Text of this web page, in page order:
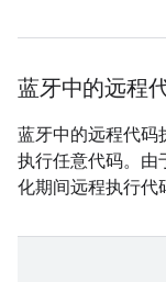
蓝牙中的远程
蓝牙中的远程代码
执行任意代码。由
化期间远程执行代